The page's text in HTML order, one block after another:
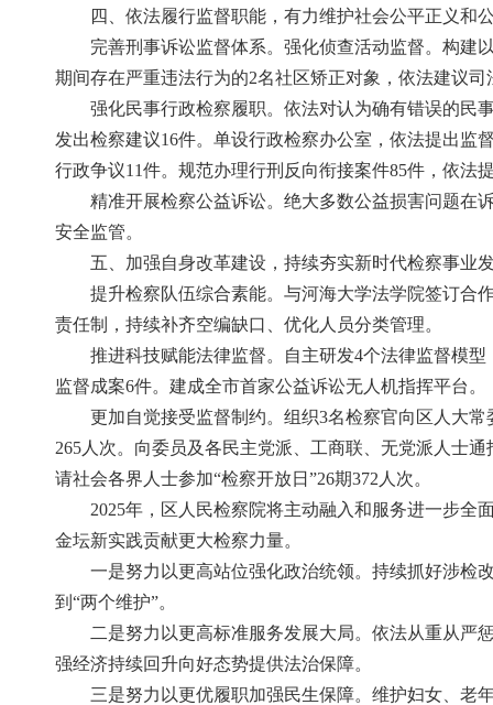
四、依法履行监督职能，有力维护社会公平正义和
完善刑事诉讼监督体系。强化侦查活动监督。构建
期间存在严重违法行为的2名社区矫正对象，依法建议
强化民事行政检察履职。依法对认为确有错误的民
发出检察建议16件。单设行政检察办公室，依法提出监
行政争议11件。规范办理行刑反向衔接案件85件，依法
精准开展检察公益诉讼。绝大多数公益损害问题在
安全监管。
五、加强自身改革建设，持续夯实新时代检察事业
提升检察队伍综合素能。与河海大学法学院签订合
责任制，持续补齐空编缺口、优化人员分类管理。
推进科技赋能法律监督。自主研发4个法律监督模
监督成案6件。建成全市首家公益诉讼无人机指挥平台。
更加自觉接受监督制约。组织3名检察官向区人大
265人次。向委员及各民主党派、工商联、无党派人士
请社会各界人士参加“检察开放日”26期372人次。
2025年，区人民检察院将主动融入和服务进一步
金坛新实践贡献更大检察力量。
一是努力以更高站位强化政治统领。持续抓好涉检
到“两个维护”。
二是努力以更高标准服务发展大局。依法从重从严
强经济持续回升向好态势提供法治保障。
三是努力以更优履职加强民生保障。维护妇女、老